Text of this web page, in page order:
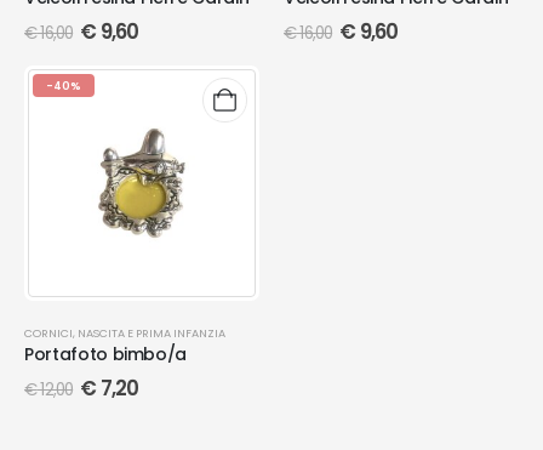
€16,00 € 9,60 €16,00 € 9,60
-40%
CORNICI, NASCITA E PRIMA INFANZIA
Portafoto bimbo/a
€12,00 € 7,20